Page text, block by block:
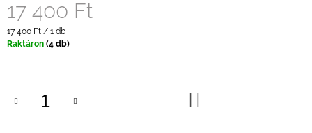
17 400 Ft
Egységár:
17 400 Ft / 1 db
Raktáron (4 db)